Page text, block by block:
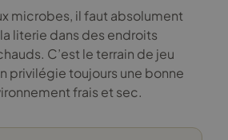
microbes, il faut absolument
literie dans des endroits
C’est le terrain de jeu
privilégie toujours une bonne
frais et sec.